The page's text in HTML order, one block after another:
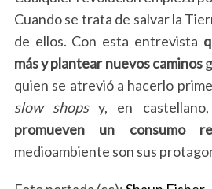
Cuando se trata de salvar la
de ellos. Con esta entrevista
más y plantear nuevos caminos
quien se atrevió a hacerlo
slow shopsy, en
promueven un consumo
medioambiente son sus
S
e
a
r
h
o
r